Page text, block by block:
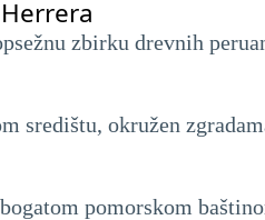
zbirku drevnih
središtu, okružen
pomorskom